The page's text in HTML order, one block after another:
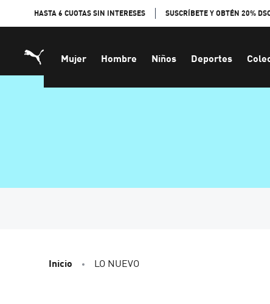
HASTA 6 CUOTAS SIN INTERESES SUSCRÍBETE Y OBTÉN 20%
Mujer Hombre Niños Deportes
Inicio LO NUEVO